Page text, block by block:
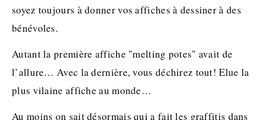
soyez toujours à donner vos affiches à dessiner à des
bénévoles.
Autant la première affiche "melting potes" avait de
l’allure… Avec la dernière, vous déchirez tout! Elue la
plus vilaine affiche au monde…
Au moins on sait désormais qui a fait les graffitis dans